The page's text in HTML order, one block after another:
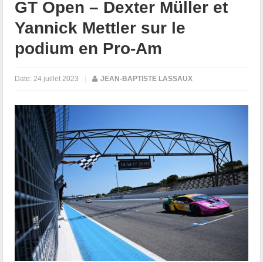
GT Open – Dexter Müller et
Yannick Mettler sur le
podium en Pro-Am
Date: 24 juillet 2023 | JEAN-BAPTISTE LASSAUX